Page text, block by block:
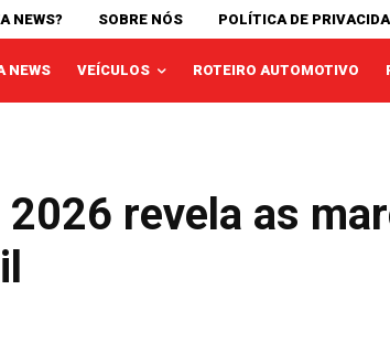
NEWS? SOBRE NÓS POLÍTICA DE
NEWS VEÍCULOS ROTEIRO AUTOMOTIVO
revela as